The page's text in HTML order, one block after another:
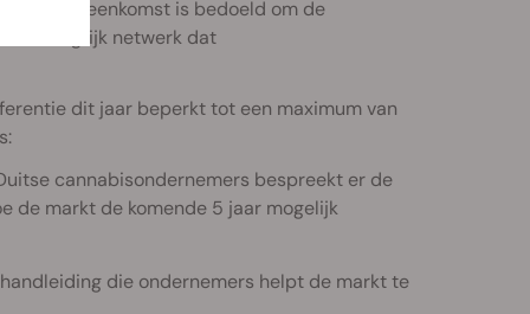
. Deze bijeenkomst is bedoeld om de
belangrijk netwerk dat
dit jaar beperkt tot een maximum van
cannabisondernemers bespreekt er de
de markt de komende 5 jaar mogelijk
handleiding die ondernemers helpt de markt te